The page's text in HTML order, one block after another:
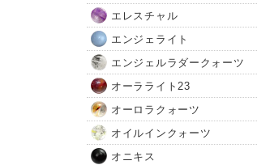
エレスチャル
エンジェライト
エンジェルラダークォーツ
オーラライト23
オーロラクォーツ
オイルインクォーツ
オニキス